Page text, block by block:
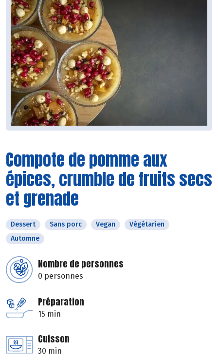
Compote de pomme aux
épices, crumble de fruits secs
et grenade
Dessert Sans porc Vegan
Végétarien
Automne
Nombre de personnes
0 personnes
Préparation
15 min
Cuisson
30 min